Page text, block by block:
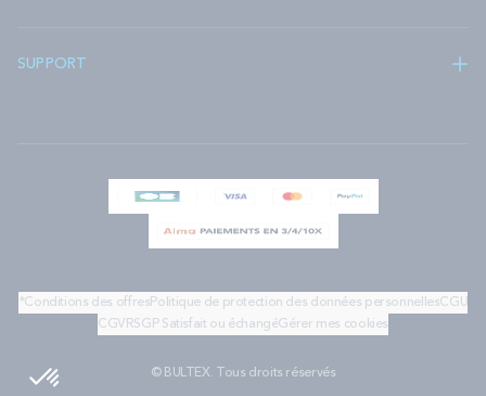
SUPPORT
*Conditions des offresPolitique de protection des données personnellesCGU
CGV RSGP Satisfait ou échangéGérer mes cookies
© BULTEX. Tous droits réservés